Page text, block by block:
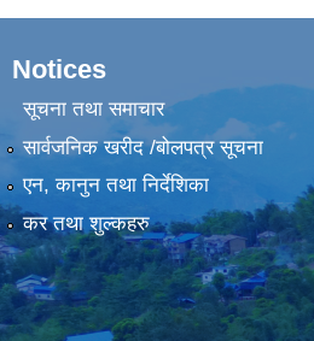
Notices
सूचना तथा समाचार
सार्वजनिक खरीद /बोलपत्र सूचना
एन, कानुन तथा निर्देशिका
कर तथा शुल्कहरु